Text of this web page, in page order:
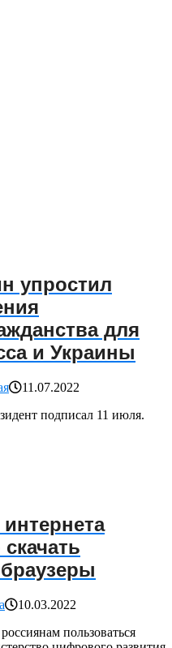
упростил
для
и Украины
11.07.2022
подписал 11 июля.
10.03.2022
пользоваться